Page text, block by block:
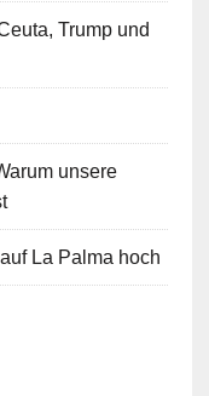
Trump und
unsere
La Palma hoch